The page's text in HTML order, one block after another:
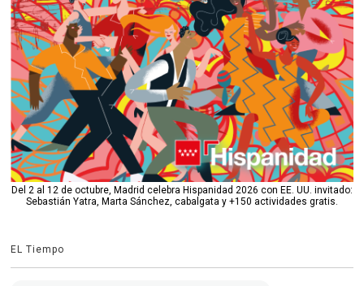
Del 2 al 12 de octubre, Madrid celebra Hispanidad 2026 con EE. UU. invitado:
Sebastián Yatra, Marta Sánchez, cabalgata y +150 actividades gratis.
EL Tiempo